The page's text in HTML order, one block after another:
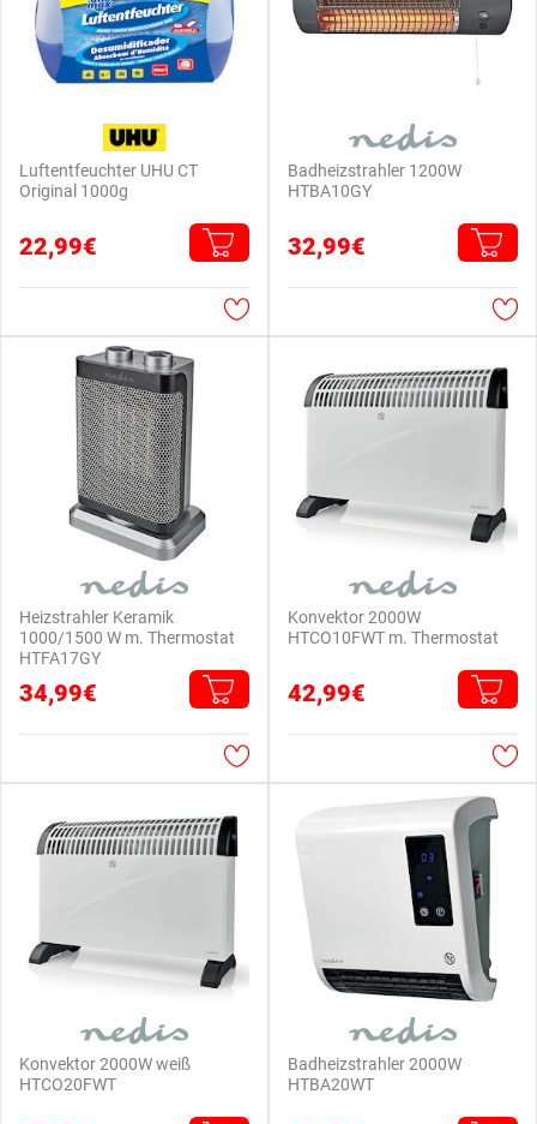
Luftentfeuchter UHU CT
Original 1000g
22,99€
Badheizstrahler 1200W
HTBA10GY
32,99€
Heizstrahler Keramik
1000/1500 W m. Thermostat
HTFA17GY
34,99€
Konvektor 2000W
HTCO10FWT m. Thermostat
42,99€
Konvektor 2000W weiß
HTCO20FWT
Badheizstrahler 2000W
HTBA20WT